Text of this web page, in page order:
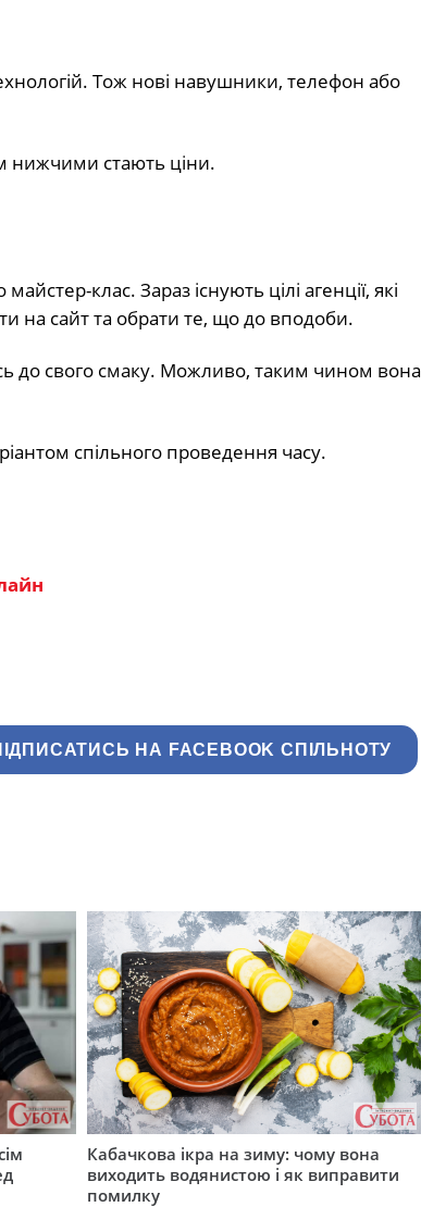
Тож нові навушники, телефон або
нижчими стають ціни.
клас. Зараз існують цілі агенції, які
на сайт та обрати те, що до вподоби.
до свого смаку. Можливо, таким чином вона
спільного проведення часу.
НА FACEBOOK СПІЛЬНОТУ
Кабачкова ікра на зиму: чому вона
виходить водянистою і як виправити
помилку